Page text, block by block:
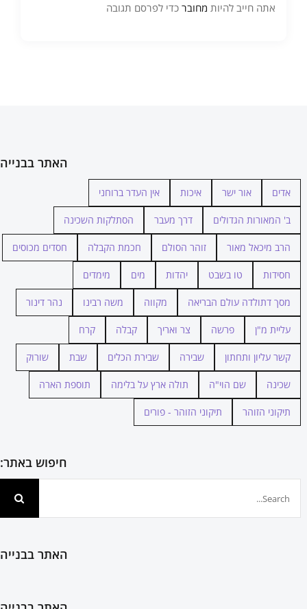
אתה חייב להיות מחובר כדי לפרסם תגובה
האתר בבנייה
אדים אור ישר איכות אין העדר ברוחני
ב' המאורות הגדולים דרך מעבר הסתלקות השכינה
הרב מיכאל מאור זוהר הסולם חכמת הקבלה חסדים מכוסים
חסידות טו בשבט יהדות מים מימדים
מסך דתולדה עולם הבריאה מקווה משה רבינו נהר דינור
עליית מ"ן פרשה צר ואריך קבלה קרח
קשר עליון ותחתון שבירה שבירת הכלים שבת שורוק
שכינה שם הוי"ה תולה ארץ על בלימה תוספת הארה
תיקוני הזוהר תיקוני הזוהר - פורים
חיפוש באתר:
האתר בבנייה